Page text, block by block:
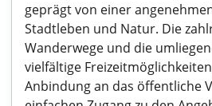
geprägt von einer
Stadtleben und Natur. Die
Wanderwege und die
vielfältige
Anbindung an das öffentliche